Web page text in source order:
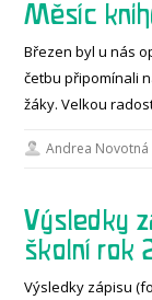
Měsíc
Březen byl u nás
četbu připomínali
žáky. Velkou
Andrea Novotná
Výsledky
školní rok
Výsledky zápisu